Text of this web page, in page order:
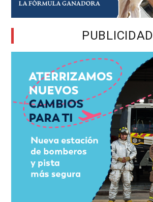
PUBLICIDAD